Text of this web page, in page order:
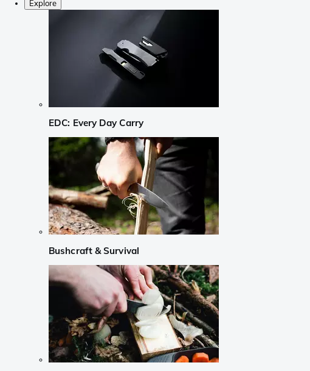
Explore
EDC: Every Day Carry
Bushcraft & Survival